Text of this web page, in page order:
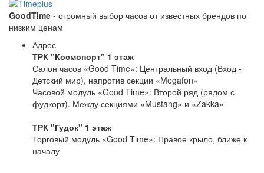
GoodTime - огромный выбор часов от известных брендов по
низким ценам
Адрес
ТРК "Космопорт" 1 этаж
Салон часов «Good Time»: Центральный вход (Вход -
Детский мир), напротив секции «Megafon»
Часовой модуль «Good Time»: Второй ряд (рядом с
фудкорт). Между секциями «Mustang» и «Zakka»
ТРК "Гудок" 1 этаж
Торговый модуль «Good Time»: Правое крыло, ближе к
началу